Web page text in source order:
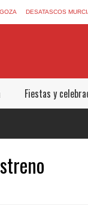
DESATASCOS
Fiestas y